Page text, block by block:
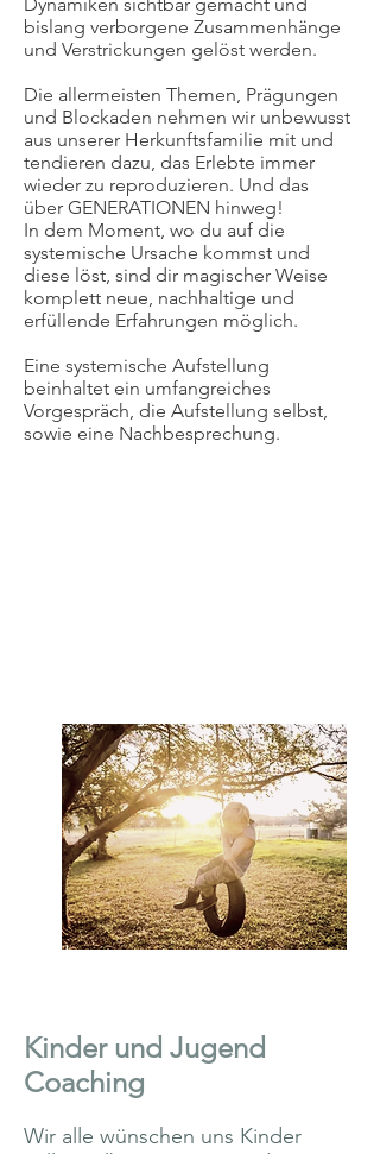
Dynamiken sichtbar gemacht und
bislang verborgene Zusammenhänge
und Verstrickungen gelöst werden.
Die allermeisten Themen, Prägungen
und Blockaden nehmen wir unbewusst
aus unserer Herkunftsfamilie mit und
tendieren dazu, das Erlebte immer
wieder zu reproduzieren. Und das
über GENERATIONEN hinweg!
In dem Moment, wo du auf die
systemische Ursache kommst und
diese löst, sind dir magischer Weise
komplett neue, nachhaltige und
erfüllende Erfahrungen möglich.
Eine systemische Aufstellung
beinhaltet ein umfangreiches
Vorgespräch, die Aufstellung selbst,
sowie eine Nachbesprechung.
Kinder und Jugend
Coaching
Wir alle wünschen uns Kinder